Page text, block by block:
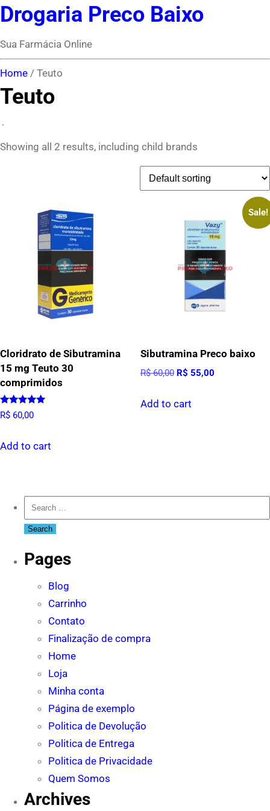
Drogaria Preco Baixo
Sua Farmácia Online
Home / Teuto
Teuto
Showing all 2 results, including child brands
Cloridrato de Sibutramina
15 mg Teuto 30
comprimidos
Rated
5.00
R$ 60,00
Add to cart
Sale!
Sibutramina Preco baixo
R$60,00 Original
was:
R$ 55,00Current
Add to cart
Search
for:
Pages
Blog
Carrinho
Contato
Finalização de compra
Home
Loja
Minha conta
Página de exemplo
Politica de Devolução
Politica de Entrega
Politica de Privacidade
Quem Somos
Archives